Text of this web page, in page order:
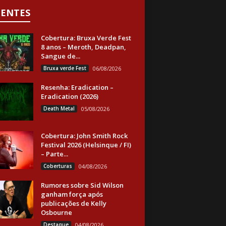
Cobertura: Bruxa Verde Fest
8 anos – Meroth, Deadpan,
Sangue de...
Bruxa verde Fest 06/08/2026
Resenha: Eradication –
Eradication (2026)
Death Metal 05/08/2026
Cobertura: John Smith Rock
Festival 2026 (Helsinque / FI)
– Parte...
Coberturas 04/08/2026
Rumores sobre Sid Wilson
ganham força após
publicações de Kelly
Osbourne
Destaque